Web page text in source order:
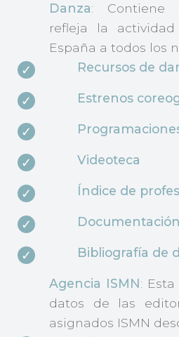
Danza: Contiene
refleja la
España a todos los
Recursos de
Estrenos
Videoteca
Índice de
Bibliografía de
Agencia ISMN:
datos de las
asignados ISMN